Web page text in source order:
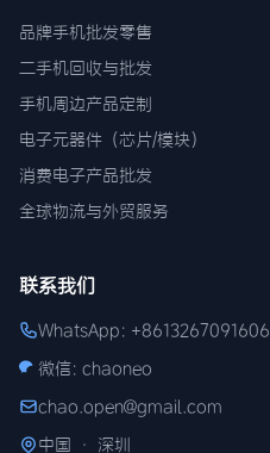
品牌手机批发零售
二手机回收与批发
手机周边产品定制
电子元器件（芯片/模块）
消费电子产品批发
全球物流与外贸服务
联系我们
WhatsApp: +8613267091606
微信: chaoneo
chao.open@gmail.com
中国 · 深圳